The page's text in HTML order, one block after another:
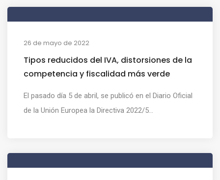
26 de mayo de 2022
Tipos reducidos del IVA, distorsiones de la
competencia y fiscalidad más verde
El pasado día 5 de abril, se publicó en el Diario Oficial
de la Unión Europea la Directiva 2022/5...